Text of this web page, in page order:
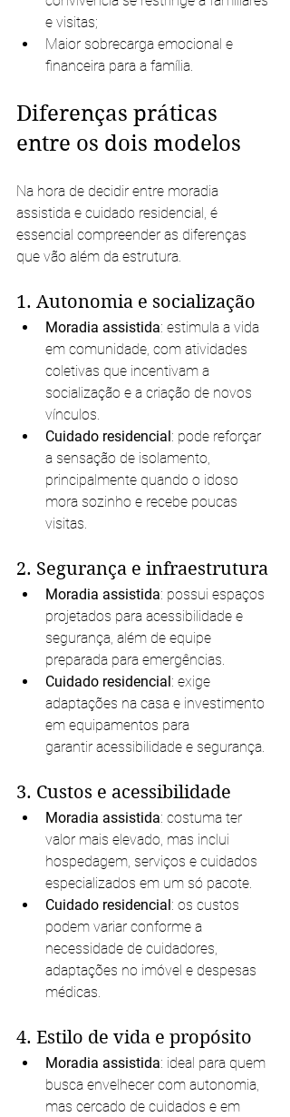
e visitas;
Maior sobrecarga emocional e
financeira para a família.
Diferenças práticas
entre os dois modelos
Na hora de decidir entre moradia
assistida e cuidado residencial, é
essencial compreender as diferenças
que vão além da estrutura.
1. Autonomia e socialização
Moradia assistida: estimula a vida
em comunidade, com atividades
coletivas que incentivam a
socialização e a criação de novos
vínculos.
Cuidado residencial : pode reforçar
a sensação de isolamento,
principalmente quando o idoso
mora sozinho e recebe poucas
visitas.
2. Segurança e infraestrutura
Moradia assistida: possui espaços
projetados para acessibilidade e
segurança, além de equipe
preparada para emergências.
Cuidado residencial : exige
adaptações na casa e investimento
em equipamentos para
garantir acessibilidade e segurança.
3. Custos e acessibilidade
Moradia assistida: costuma ter
valor mais elevado, mas inclui
hospedagem, serviços e cuidados
especializados em um só pacote.
Cuidado residencial : os custos
podem variar conforme a
necessidade de cuidadores,
adaptações no imóvel e despesas
médicas.
4. Estilo de vida e propósito
Moradia assistida: ideal para quem
busca envelhecer com autonomia,
mas cercado de cuidados e em